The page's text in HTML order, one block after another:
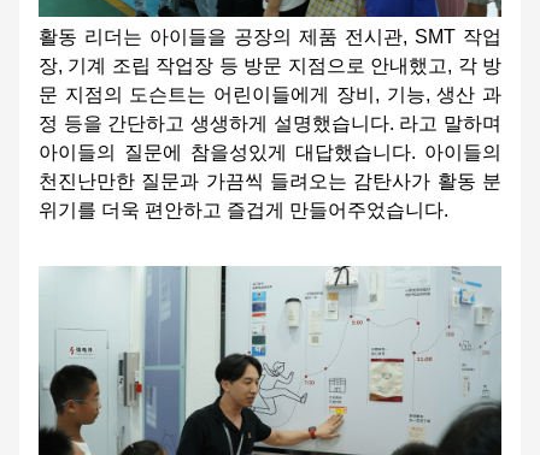
활동 리더는 아이들을 공장의 제품 전시관, SMT 작업
장, 기계 조립 작업장 등 방문 지점으로 안내했고, 각 방
문 지점의 도슨트는 어린이들에게 장비, 기능, 생산 과
정 등을 간단하고 생생하게 설명했습니다. 라고 말하며
아이들의 질문에 참을성있게 대답했습니다. 아이들의
천진난만한 질문과 가끔씩 들려오는 감탄사가 활동 분
위기를 더욱 편안하고 즐겁게 만들어주었습니다.